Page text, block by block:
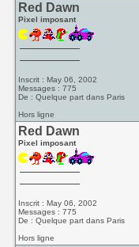
Red Dawn
Pixel imposant
Inscrit : May 06, 2002
Messages : 775
De : Quelque part dans Paris
Hors ligne
Red Dawn
Pixel imposant
Inscrit : May 06, 2002
Messages : 775
De : Quelque part dans Paris
Hors ligne